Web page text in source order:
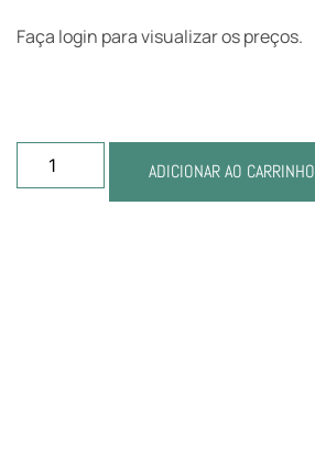
Faça login para visualizar os preços.
ADICIONAR AO CARRINHO